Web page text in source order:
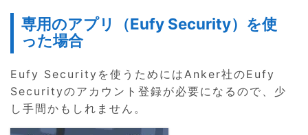
専用のアプリ（Eufy Security）を使
った場合
Eufy Securityを使うためにはAnker社のEufy
Securityのアカウント登録が必要になるので、少
し手間かもしれません。